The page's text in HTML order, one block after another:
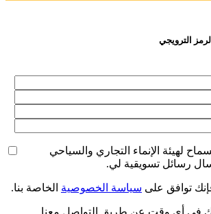
الترويجي
لهيئة الإنماء التجاري والسياحي
رسائل تسويقية لي.
فإنك توافق على سياسة الخصوصية الخاصة بنا.